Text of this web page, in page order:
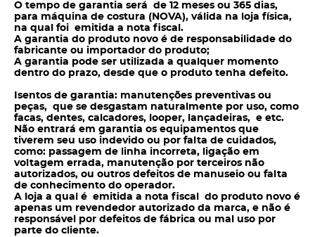
O tempo de garantia será de 12 meses ou 365 dias,
para máquina de costura (NOVA), válida na loja física,
na qual foi emitida a nota fiscal.
A garantia do produto novo é de responsabilidade do
fabricante ou importador do produto;
A garantia pode ser utilizada a qualquer momento
dentro do prazo, desde que o produto tenha defeito.
Isentos de garantia: manutenções preventivas ou
peças, que se desgastam naturalmente por uso, como
facas, dentes, calcadores, looper, lançadeiras, e etc.
Não entrará em garantia os equipamentos que
tiverem seu uso indevido ou por falta de cuidados,
como: passagem de linha incorreta, ligação em
voltagem errada, manutenção por terceiros não
autorizados, ou outros defeitos de manuseio ou falta
de conhecimento do operador.
A loja a qual é emitida a nota fiscal do produto novo é
apenas um revendedor autorizado da marca, e não é
responsável por defeitos de fábrica ou mal uso por
parte do cliente.